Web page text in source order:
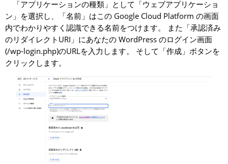
「アプリケーションの種類」として「ウェブアプリケーショ
ン」を選択し、「名前」はこの Google Cloud Platform の画面
内でわかりやすく認識できる名前をつけます。 また「承認済み
のリダイレクトURI」にあなたの WordPress のログイン画面
(/wp-login.php)のURLを入力します。 そして「作成」ボタンを
クリックします。